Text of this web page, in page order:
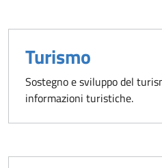
Turismo
Sostegno e sviluppo del
informazioni turistiche.